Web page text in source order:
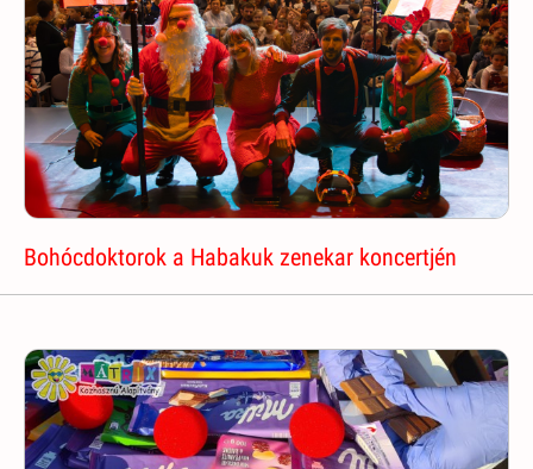
Bohócdoktorok a Habakuk zenekar koncertjén